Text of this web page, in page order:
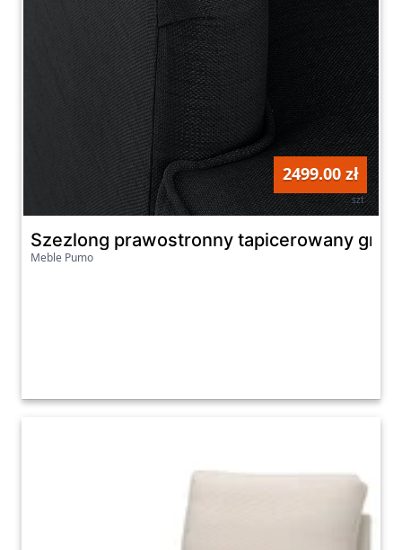
2499.00 zł
szt
Szezlong prawostronny tapicerowany
Meble Pumo